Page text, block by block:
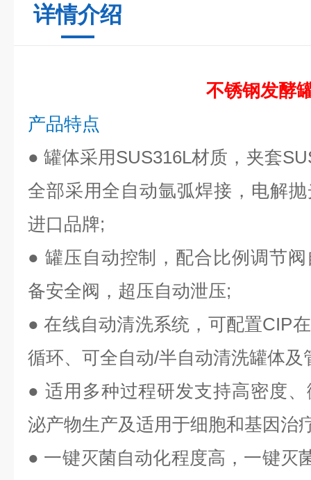
详情介绍
不锈钢发酵
产品特点
●罐体采用SUS316L材质，夹套
全部采用全自动氩弧焊接，电解
进口品牌;
● 罐压自动控制，配合比例调节
备安全阀，超压自动泄压;
●在线自动清洗系统，可配置CIP
循环、可全自动/半自动清洗罐体及
● 适用多种过程研发支持高密度
泌产物生产及适用于细胞和基因治
● 一键灭菌自动化程度高，一键灭